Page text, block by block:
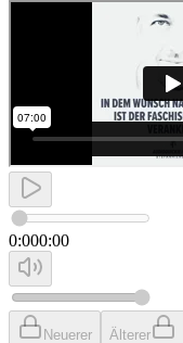
0:000:00
Neuerer Älterer